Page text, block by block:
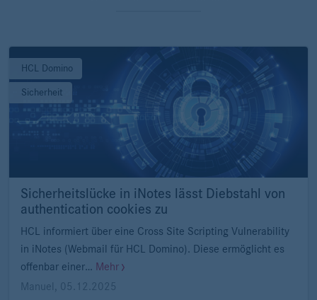
HCL Domino
Sicherheit
Sicherheitslücke in iNotes lässt Diebstahl von
authentication cookies zu
HCL informiert über eine Cross Site Scripting Vulnerability
in iNotes (Webmail für HCL Domino). Diese ermöglicht es
offenbar einer… Mehr
Manuel , 05.12.2025